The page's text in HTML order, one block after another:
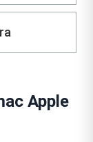
Apple